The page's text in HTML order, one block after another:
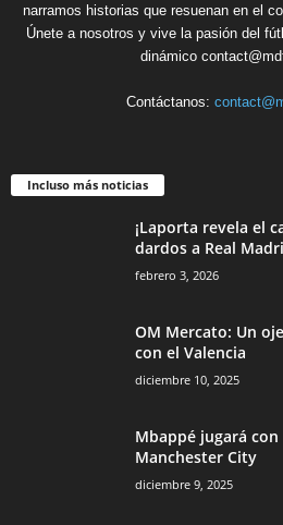
narramos historias que resuenan en el
Únete a nosotros y vive la pasión del
dinámico
Contáctanos:
Incluso más noticias
¡Laporta revela el
dardos a Real
febrero 3, 2026
OM Mercato: Un
con el Valencia
diciembre 10, 2025
Mbappé jugará
Manchester City
diciembre 9, 2025